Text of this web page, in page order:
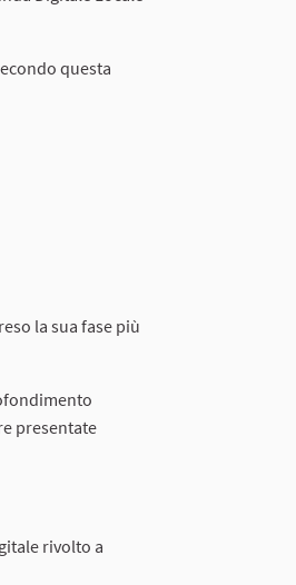
questa
la sua fase più
presentate
rivolto a